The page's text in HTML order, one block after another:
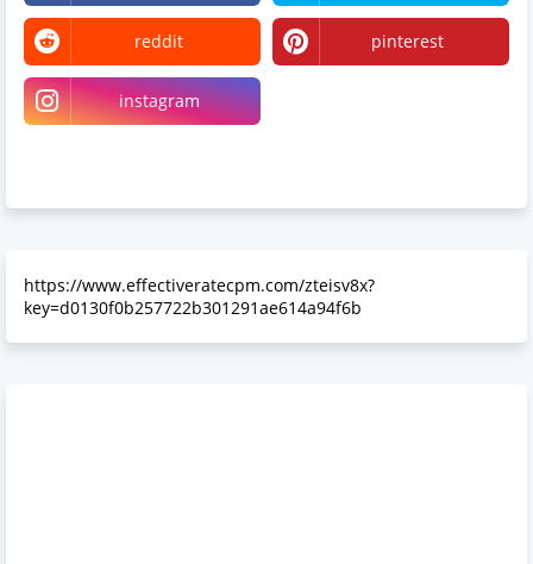
reddit pinterest
instagram
https://www.effectiveratecpm.com/zteisv8x?
key=d0130f0b257722b301291ae614a94f6b